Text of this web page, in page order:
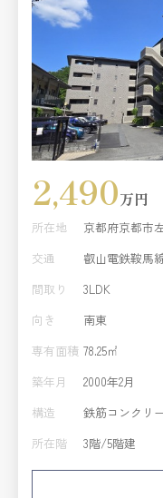
2,490万円
所在地
京都府京都市
交通
叡山電鉄鞍馬
間取り
3LDK
向き
南東
専有面積 78.25㎡
築年月
2000年2月
構造
鉄筋コンクリ
所在階
3階/5階建